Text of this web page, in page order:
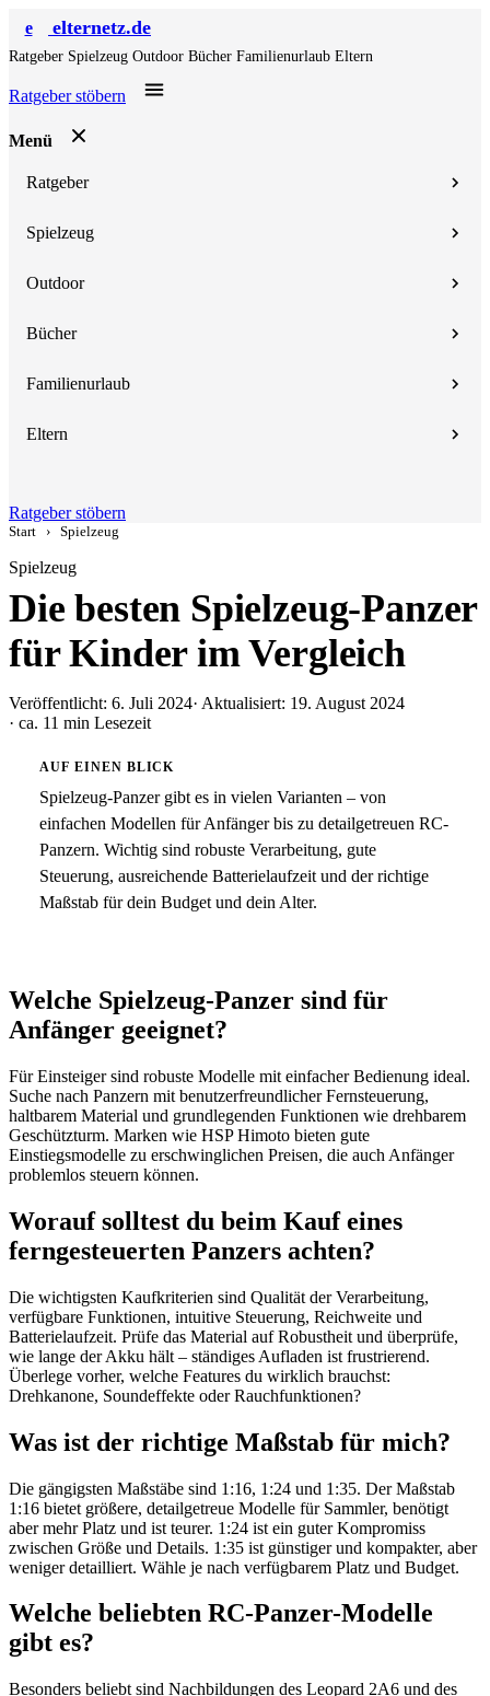
e elternetz.de
Ratgeber Spielzeug Outdoor Bücher Familienurlaub Eltern
Ratgeber stöbern
Menü
Ratgeber
Spielzeug
Outdoor
Bücher
Familienurlaub
Eltern
Ratgeber stöbern
Start › Spielzeug
Spielzeug
Die besten Spielzeug-Panzer
für Kinder im Vergleich
Veröffentlicht: 6. Juli 2024· Aktualisiert: 19. August 2024
· ca. 11 min Lesezeit
AUF EINEN BLICK
Spielzeug-Panzer gibt es in vielen Varianten – von
einfachen Modellen für Anfänger bis zu detailgetreuen RC-
Panzern. Wichtig sind robuste Verarbeitung, gute
Steuerung, ausreichende Batterielaufzeit und der richtige
Maßstab für dein Budget und dein Alter.
Welche Spielzeug-Panzer sind für
Anfänger geeignet?
Für Einsteiger sind robuste Modelle mit einfacher Bedienung ideal.
Suche nach Panzern mit benutzerfreundlicher Fernsteuerung,
haltbarem Material und grundlegenden Funktionen wie drehbarem
Geschützturm. Marken wie HSP Himoto bieten gute
Einstiegsmodelle zu erschwinglichen Preisen, die auch Anfänger
problemlos steuern können.
Worauf solltest du beim Kauf eines
ferngesteuerten Panzers achten?
Die wichtigsten Kaufkriterien sind Qualität der Verarbeitung,
verfügbare Funktionen, intuitive Steuerung, Reichweite und
Batterielaufzeit. Prüfe das Material auf Robustheit und überprüfe,
wie lange der Akku hält – ständiges Aufladen ist frustrierend.
Überlege vorher, welche Features du wirklich brauchst:
Drehkanone, Soundeffekte oder Rauchfunktionen?
Was ist der richtige Maßstab für mich?
Die gängigsten Maßstäbe sind 1:16, 1:24 und 1:35. Der Maßstab
1:16 bietet größere, detailgetreue Modelle für Sammler, benötigt
aber mehr Platz und ist teurer. 1:24 ist ein guter Kompromiss
zwischen Größe und Details. 1:35 ist günstiger und kompakter, aber
weniger detailliert. Wähle je nach verfügbarem Platz und Budget.
Welche beliebten RC-Panzer-Modelle
gibt es?
Besonders beliebt sind Nachbildungen des Leopard 2A6 und des